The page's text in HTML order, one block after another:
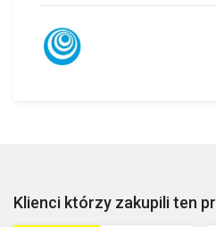
Klienci którzy zakupili ten